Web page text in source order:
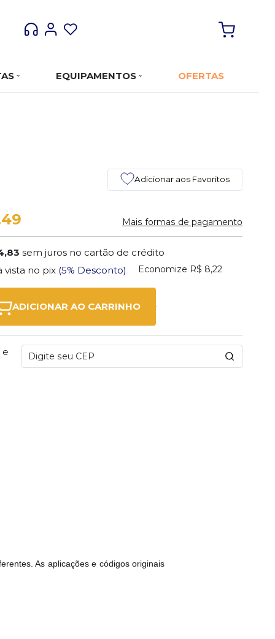
EQUIPAMENTOS OFERTAS
Adicionar aos Favoritos
Mais formas de pagamento
sem juros no cartão de crédito
vista no pix (5% Desconto) Economize R$ 8,22
ADICIONAR AO CARRINHO
e
As aplicações e códigos originais